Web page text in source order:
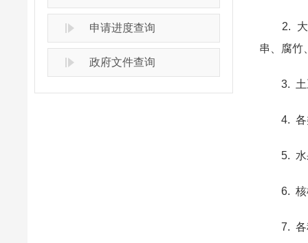
申请进度查询
政府文件查询
2. 大豆
串、腐竹
3. 土豆
4. 各类
5. 水果
6. 核桃
7. 各